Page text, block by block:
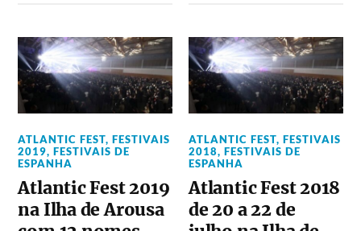
ATLANTIC FEST,FESTIVAIS
2019,FESTIVAIS DE
ESPANHA
Atlantic Fest 2019
na Ilha de Arousa
ATLANTIC FEST,FESTIVAIS
2018,FESTIVAIS DE
ESPANHA
Atlantic Fest 2018
de 20 a 22 de